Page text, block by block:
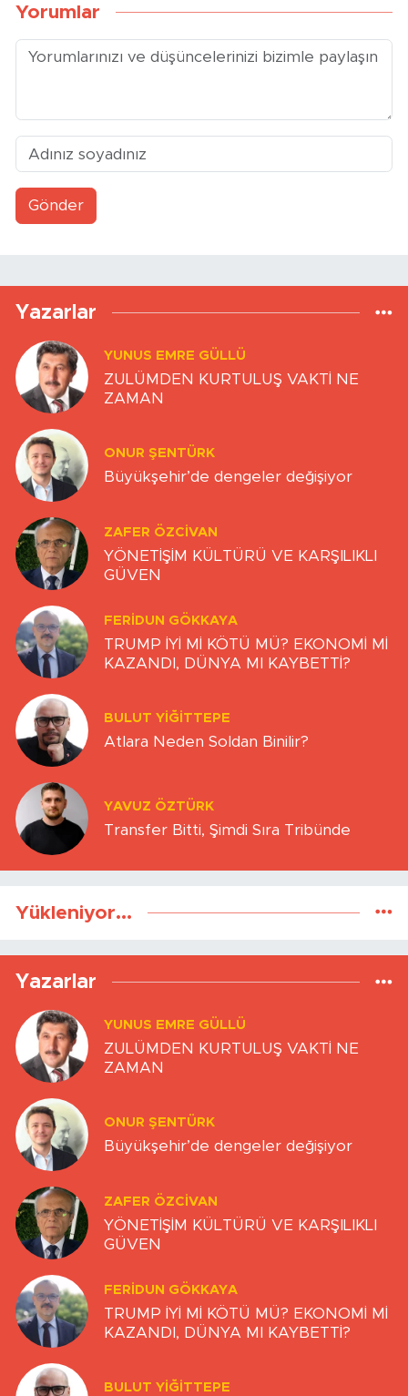
Yorumlar
Gönder
Yazarlar
YUNUS EMRE GÜLLÜ
ZULÜMDEN KURTULUŞ VAKTİ NE
ZAMAN
ONUR ŞENTÜRK
Büyükşehir’de dengeler değişiyor
ZAFER ÖZCIVAN
YÖNETİŞİM KÜLTÜRÜ VE KARŞILIKLI
GÜVEN
FERIDUN GÖKKAYA
TRUMP İYİ Mİ KÖTÜ MÜ? EKONOMİ Mİ
KAZANDI, DÜNYA MI KAYBETTİ?
BULUT YİĞİTTEPE
Atlara Neden Soldan Binilir?
YAVUZ ÖZTÜRK
Transfer Bitti, Şimdi Sıra Tribünde
Yükleniyor...
Yazarlar
YUNUS EMRE GÜLLÜ
ZULÜMDEN KURTULUŞ VAKTİ NE
ZAMAN
ONUR ŞENTÜRK
Büyükşehir’de dengeler değişiyor
ZAFER ÖZCIVAN
YÖNETİŞİM KÜLTÜRÜ VE KARŞILIKLI
GÜVEN
FERIDUN GÖKKAYA
TRUMP İYİ Mİ KÖTÜ MÜ? EKONOMİ Mİ
KAZANDI, DÜNYA MI KAYBETTİ?
BULUT YİĞİTTEPE